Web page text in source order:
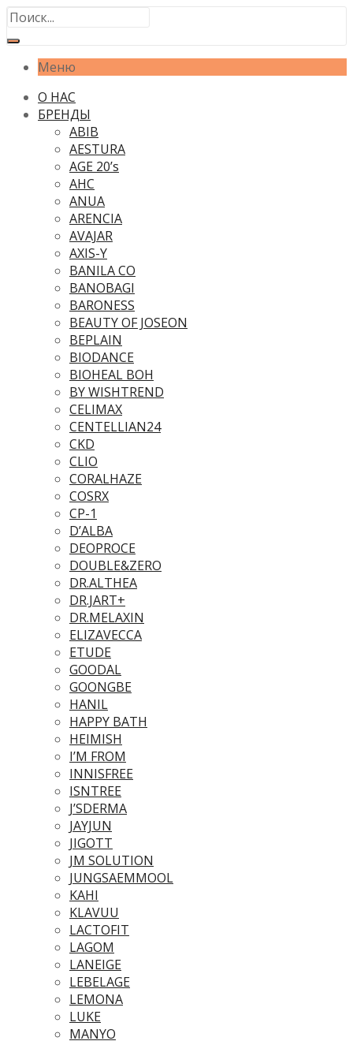
Меню
О НАС
БРЕНДЫ
ABIB
AESTURA
AGE 20’s
AHC
ANUA
ARENCIA
AVAJAR
AXIS-Y
BANILA CO
BANOBAGI
BARONESS
BEAUTY OF JOSEON
BEPLAIN
BIODANCE
BIOHEAL BOH
BY WISHTREND
CELIMAX
CENTELLIAN24
CKD
CLIO
CORALHAZE
COSRX
CP-1
D’ALBA
DEOPROCE
DOUBLE&ZERO
DR.ALTHEA
DR.JART+
DR.MELAXIN
ELIZAVECCA
ETUDE
GOODAL
GOONGBE
HANIL
HAPPY BATH
HEIMISH
I’M FROM
INNISFREE
ISNTREE
J’SDERMA
JAYJUN
JIGOTT
JM SOLUTION
JUNGSAEMMOOL
KAHI
KLAVUU
LACTOFIT
LAGOM
LANEIGE
LEBELAGE
LEMONA
LUKE
MANYO